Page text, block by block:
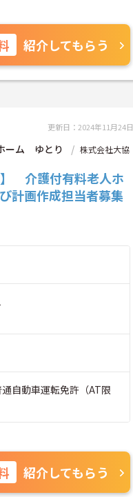
紹介してもらう
更新日：2024年11月24日
ーム ゆとり
株式会社大協
】 介護付有料老人ホ
計画作成担当者募集
自動車運転免許（AT限
紹介してもらう